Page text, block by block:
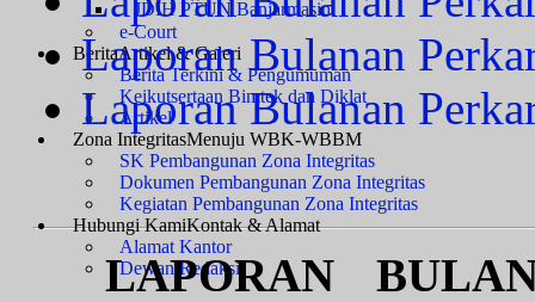
JDIH PTUN Banjarmasin
e-Court
BeritaArtikel & Galeri
Berita Terkini & Pengumuman
Keikutsertaan Bimtek dan Diklat
Artikel
Zona IntegritasMenuju WBK-WBBM
SK Pembangunan Zona Integritas
Dokumen Pembangunan Zona Integritas
Kegiatan Pembangunan Zona Integritas
Hubungi KamiKontak & Alamat
Alamat Kantor
Dewan Redaksi
Laporan Bulanan
Laporan Bulanan
LAPORAN